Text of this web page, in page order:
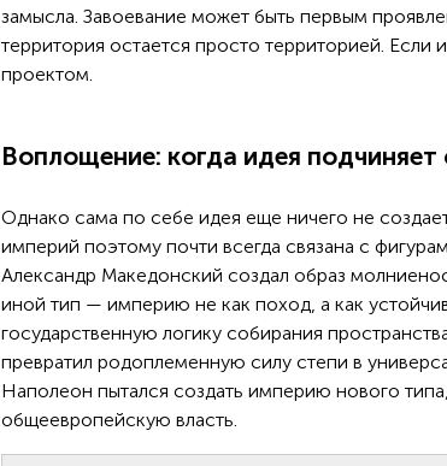
замысла. Завоевание может быть первым
территория остается просто территорией. Если
проектом.
Воплощение: когда идея подчиняет
Однако сама по себе идея еще ничего не
империй поэтому почти всегда связана с
Александр Македонский создал образ
иной тип — империю не как поход, а как
государственную логику собирания
превратил родоплеменную силу степи в
Наполеон пытался создать империю нового
общеевропейскую власть.